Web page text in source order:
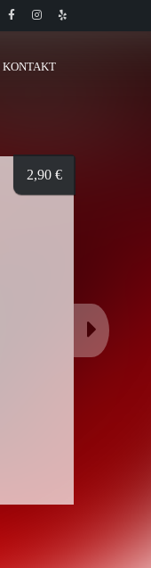
KONTAKT
2,90 €